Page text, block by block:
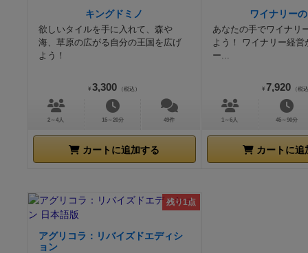
キングドミノ
欲しいタイルを手に入れて、森や
海、草原の広がる自分の王国を広げ
よう！
¥ 3,300 （税込）
2～4人 15～20分 49件
カートに追加する
ワイナリー
あなたの手でワイナリ
よう！ ワイナリー経営
ー...
¥ 7,920 （税
1～6人 45～90分
カートに追
残り1点
アグリコラ：リバイズドエディシ
ョン